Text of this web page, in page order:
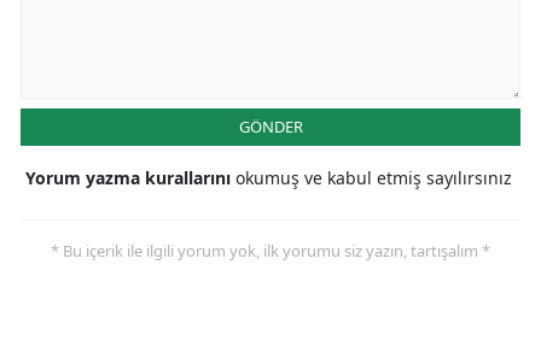
GÖNDER
Yorum yazma kurallarını okumuş ve kabul etmiş sayılırsınız
* Bu içerik ile ilgili yorum yok, ilk yorumu siz yazın, tartışalım *